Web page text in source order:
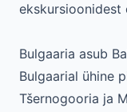
ekskursioonidest
Bulgaaria asub
Bulgaarial ühine
Tšernogooria ja